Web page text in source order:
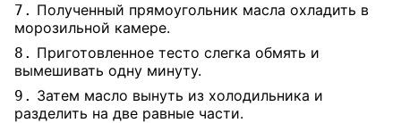
7. Полученный прямоугольник масла охладить в
морозильной камере.
8. Приготовленное тесто слегка обмять и
вымешивать одну минуту.
9. Затем масло вынуть из холодильника и
разделить на две равные части.